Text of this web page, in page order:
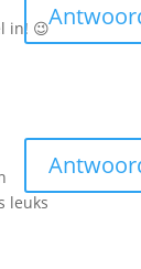
in! 😉
leuks